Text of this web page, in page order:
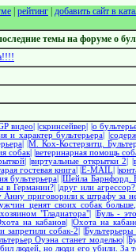
| рейтинг | добавить сайт в
темы на форуме о
видео| |скринсейвер| |о
и характер бультерьера|
|М. Кох-Костерзитц.
собак|
|ветеринарная помощь
|виртуальные открытки 2|
гостевая книга| |E-MAIL|
бультерьера| |Шейла Барнфорд.
в Германии?| |друг или агрессор? |
Анну приговорили к штрафу за
ценят своих собак
"Гладиатора"| |Буль -
на кабанов| |Охота на
запретили собак-2| |Бультерьеры
Оуэна станет моделью|
людей, но люди его убили. За